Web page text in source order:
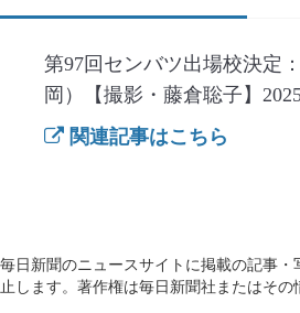
第97回センバツ出場校決定
岡）【撮影・藤倉聡子】
関連記事はこちら
毎日新聞のニュースサイトに掲載の記事・
止します。著作権は毎日新聞社またはその